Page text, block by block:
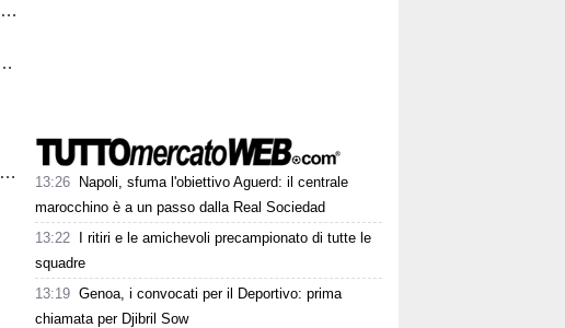
13:26
Napoli, sfuma l'obiettivo Aguerd: il centrale
marocchino è a un passo dalla Real Sociedad
13:22
I ritiri e le amichevoli precampionato di tutte le
squadre
13:19 Genoa, i convocati per il Deportivo: prima
chiamata per Djibril Sow